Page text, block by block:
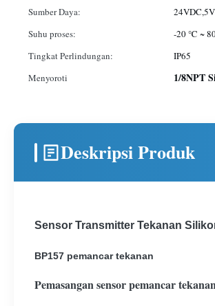
Sumber Daya:
Suhu proses:
-20 ℃ ~
Tingkat Perlindungan:
IP65
Menyoroti
1/8NPT
Deskripsi Produk
Sensor Transmitter Tekanan
BP157 pemancar tekanan
Pemasangan sensor pemancar